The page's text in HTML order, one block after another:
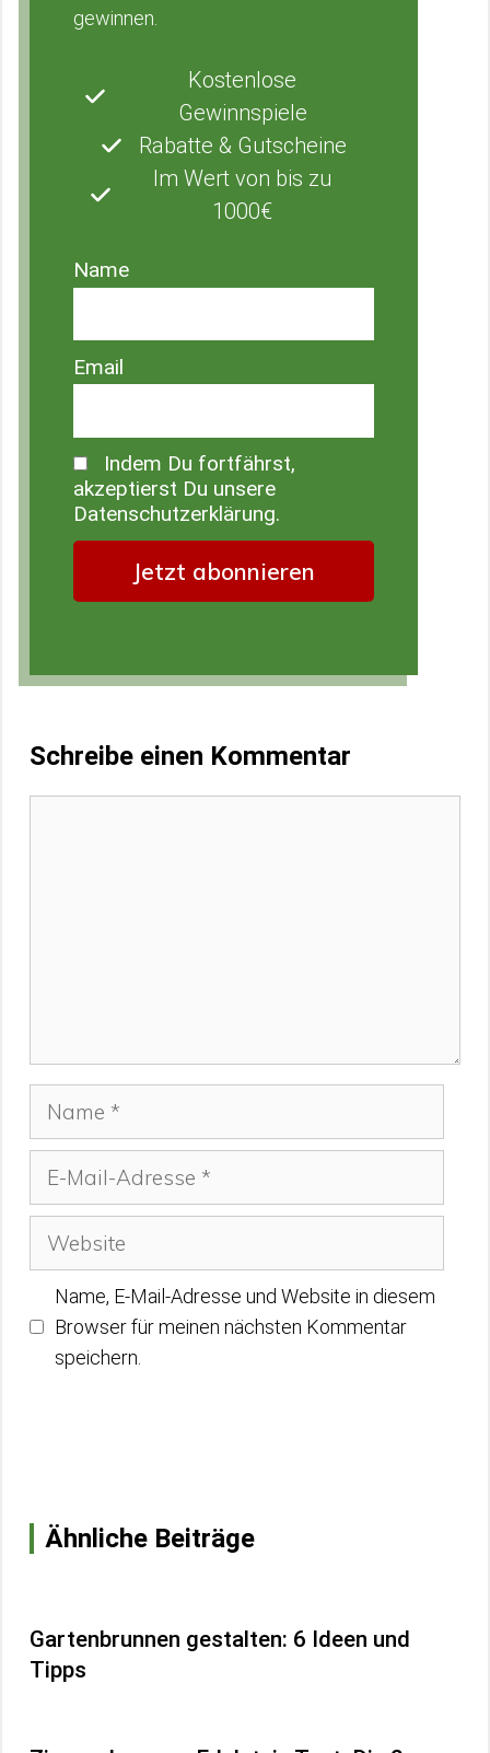
gewinnen.
Kostenlose
Gewinnspiele
Rabatte & Gutscheine
Im Wert von bis zu
1000€
Name
Email
Indem Du fortfährst,
akzeptierst Du unsere
Datenschutzerklärung.
Schreibe einen Kommentar
Adresse
Name, E-Mail-Adresse und Website in diesem
Browser für meinen nächsten Kommentar
speichern.
Ähnliche Beiträge
Gartenbrunnen gestalten: 6 Ideen und
Tipps